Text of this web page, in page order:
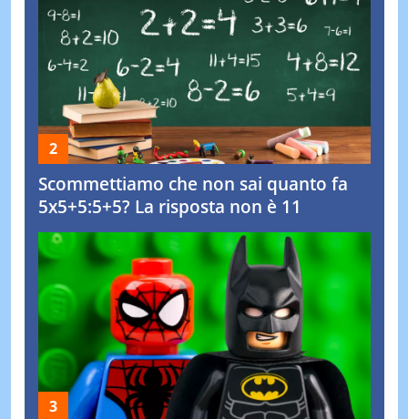
Scommettiamo che non sai quanto fa
5x5+5:5+5? La risposta non è 11